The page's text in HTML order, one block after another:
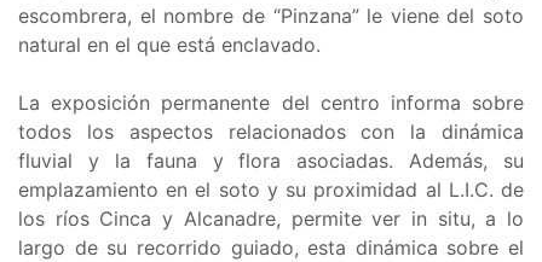
escombrera, el nombre de “Pinzana” le viene del soto
natural en el que está enclavado.
La exposición permanente del centro informa sobre
todos los aspectos relacionados con la dinámica
fluvial y la fauna y flora asociadas. Además, su
emplazamiento en el soto y su proximidad al L.I.C. de
los ríos Cinca y Alcanadre, permite ver in situ, a lo
largo de su recorrido guiado, esta dinámica sobre el